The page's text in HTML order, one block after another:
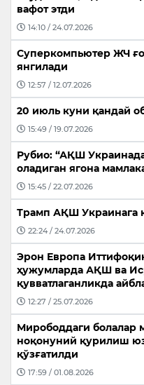
вафот этди
14:10 / 24.07.2026
Суперкомпьютер ЖЧ
янгилади
12:57 / 12.07.2026
20 июль куни қандай
15:49 / 19.07.2026
Рубио: “АҚШ
оладиган ягона
15:45 / 22.07.2026
Трамп АҚШ Украинага
22:24 / 24.07.2026
Эрон Европа
ҳужумларда АҚШ ва
қувватлаганликда
12:27 / 25.07.2026
Мирободдаги болалар
ноқонуний қурилиш
қўзғатилди
17:59 / 01.08.2026